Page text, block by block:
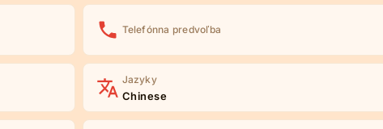
Telefónna predvoľba
Jazyky
Chinese